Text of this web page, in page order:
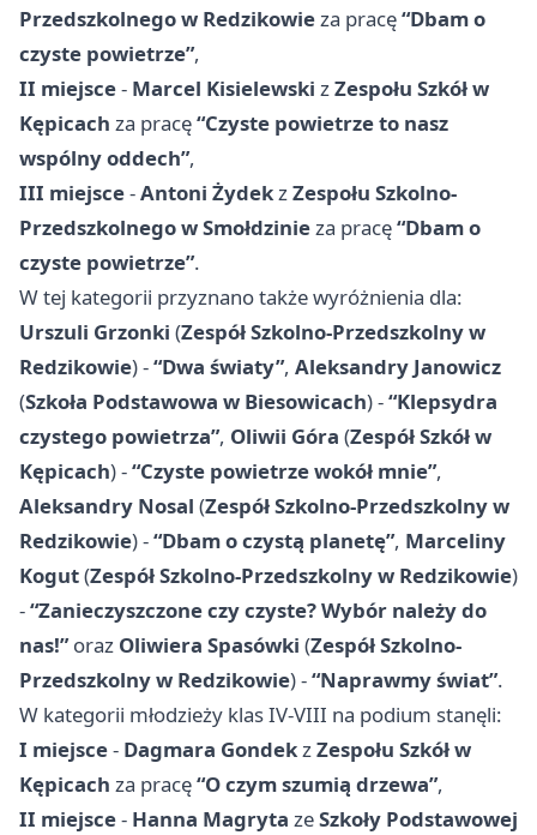
Przedszkolnego w Redzikowieza pracę“Dbam o
czyste powietrze”,
II miejsce- Marcel Kisielewski zZespołu Szkół w
Kępicach za pracę“Czyste powietrze to nasz
wspólny oddech”,
III miejsce-Antoni ŻydekzZespołu Szkolno-
Przedszkolnego w Smołdzinieza pracę“Dbam o
czyste powietrze”.
W tej kategorii przyznano także wyróżnienia dla:
Urszuli Grzonki (Zespół Szkolno-Przedszkolny w
Redzikowie) -“Dwa światy”, Aleksandry Janowicz
(Szkoła Podstawowa w Biesowicach) -“Klepsydra
czystego powietrza”, Oliwii Góra (Zespół Szkół w
Kępicach) -“Czyste powietrze wokół mnie”,
Aleksandry Nosal (Zespół Szkolno-Przedszkolny w
Redzikowie) -“Dbam o czystą planetę”, Marceliny
Kogut(Zespół Szkolno-Przedszkolny w Redzikowie)
-“Zanieczyszczone czy czyste? Wybór należy do
nas!”oraz Oliwiera Spasówki (Zespół Szkolno-
Przedszkolny w Redzikowie) -“Naprawmy świat”.
W kategorii młodzieży klas IV-VIII na podium stanęli:
I miejsce- Dagmara GondekzZespołu Szkół w
Kępicach za pracę“O czym szumią drzewa”,
II miejsce- Hanna Magryta zeSzkoły Podstawowej